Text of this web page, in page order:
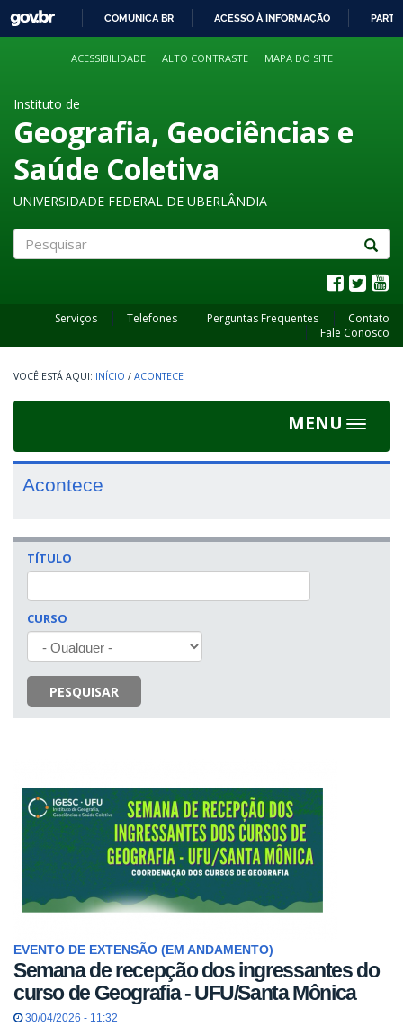
PARA
O
GOVBR
COMUNICA BR ACESSO À INFORMAÇÃO
ACESSIBILIDADE ALTO CONTRASTE MAPA DO SITE
Instituto de
Geografia, Geociências e
Saúde Coletiva
UNIVERSIDADE FEDERAL DE UBERLÂNDIA
Serviços Telefones Perguntas Frequentes
Contato
Fale Conosco
INÍCIO / ACONTECE
MENU
Toggle
Acontece
TÍTULO
CURSO
PESQUISAR
EVENTO DE EXTENSÃO (EM ANDAMENTO)
Semana de recepção dos ingressantes do
curso de Geografia - UFU/Santa Mônica
30/04/2026 - 11:32